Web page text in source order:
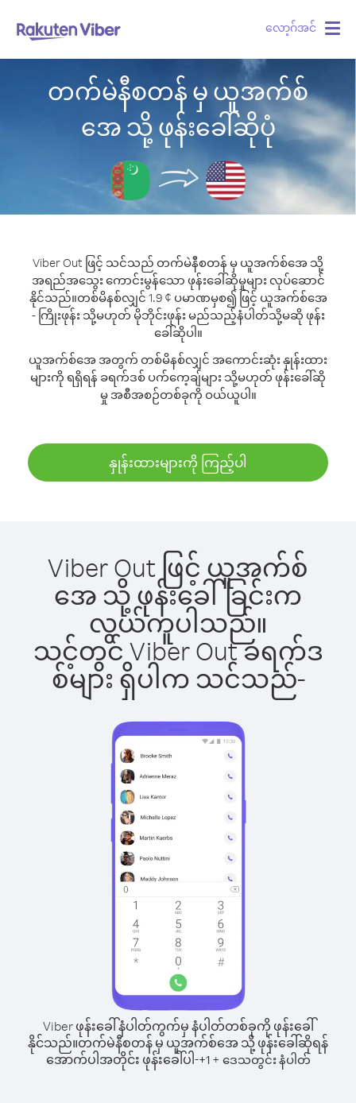
လော့ဂ်အင်
တက်မဲနီစတန် မှ ယူအက်စ်
အေ သို့ ဖုန်းခေါ်ဆိုပုံ
Viber Out ဖြင့် သင်သည် တက်မဲနီစတန် မှ ယူအက်စ်အေ သို့
အရည်အသွေး ကောင်းမွန်သော ဖုန်းခေါ်ဆိုမှုများ လုပ်ဆောင်
နိုင်သည်။တစ်မိနစ်လျှင် 1.9 ¢ ပမာဏမှစ၍ ဖြင့် ယူအက်စ်အေ
- ကြိုးဖုန်း သို့မဟုတ် မိုဘိုင်းဖုန်း မည်သည့်နံပါတ်သို့မဆို ဖုန်း
ခေါ်ဆိုပါ။
ယူအက်စ်အေ အတွက် တစ်မိနစ်လျှင် အကောင်းဆုံး နှုန်းထား
များကို ရရှိရန် ခရက်ဒစ် ပက်ကေ့ချ်များ သို့မဟုတ် ဖုန်းခေါ်ဆို
မှု အစီအစဉ်တစ်ခုကို ဝယ်ယူပါ။
နှုန်းထားများကို ကြည့်ပါ
Viber Out ဖြင့် ယူအက်စ်
အေ သို့ ဖုန်းခေါ်ခြင်းက
လွယ်ကူပါသည်။
သင့်တွင် Viber Out ခရက်ဒ
စ်များ ရှိပါက သင်သည်-
Viber ဖုန်းခေါ်နံပါတ်ကွက်မှ နံပါတ်တစ်ခုကို ဖုန်းခေါ်
နိုင်သည်။တက်မဲနီစတန် မှ ယူအက်စ်အေ သို့ ဖုန်းခေါ်ဆိုရန်
အောက်ပါအတိုင်း ဖုန်းခေါ်ပါ-+1+ ဒေသတွင်း နံပါတ်